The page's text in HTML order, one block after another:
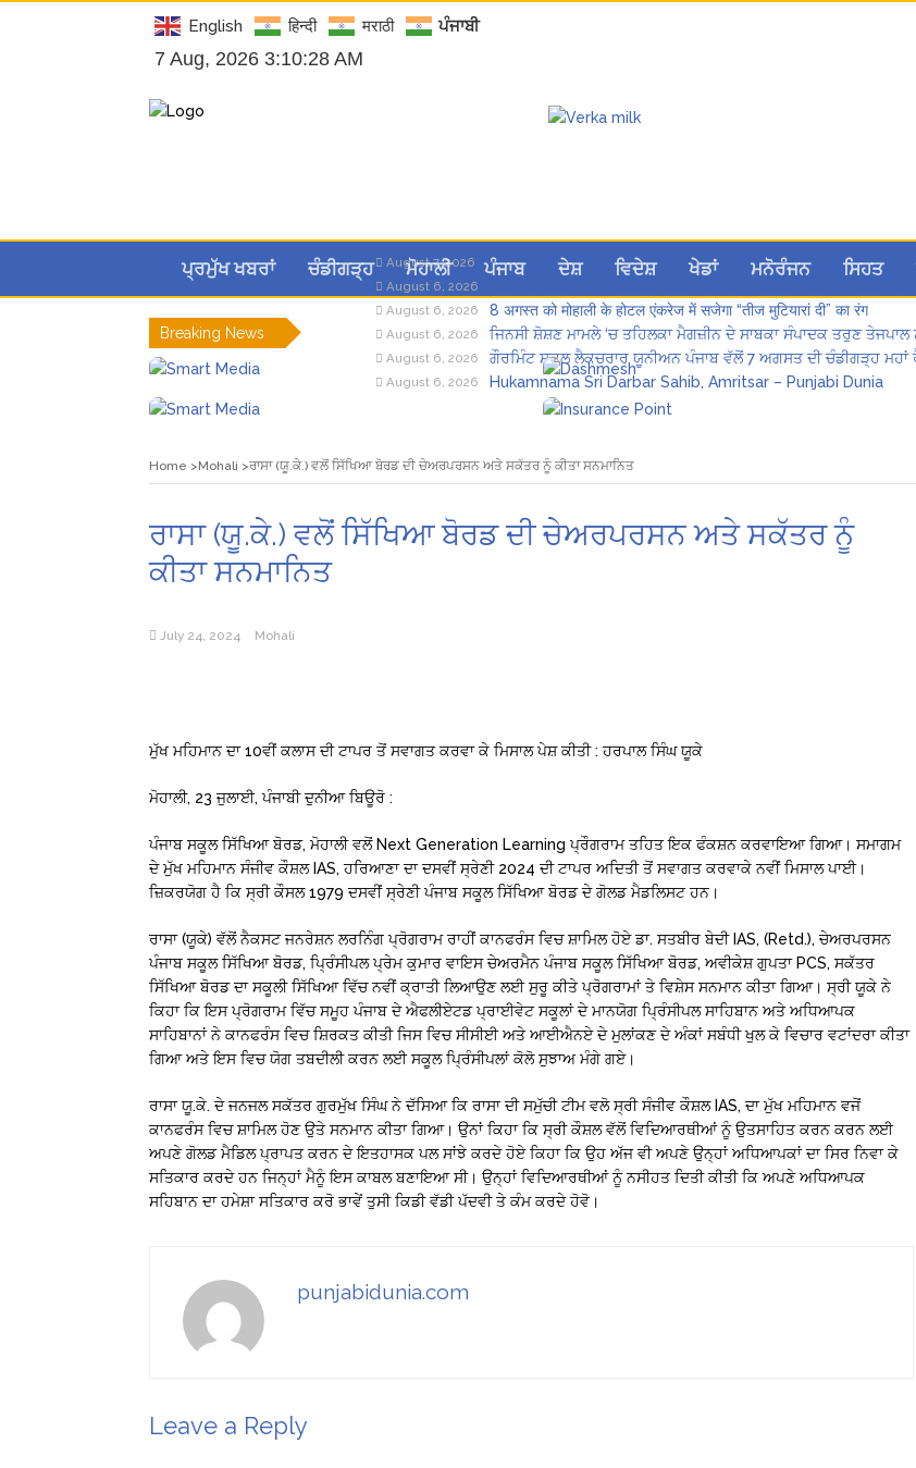
English हिन्दी मराठी ਪੰਜਾਬੀ
7 Aug, 2026 3:10:29 AM
ਪ੍ਰਮੁੱਖ ਖਬਰਾਂ ਚੰਡੀਗੜ੍ਹ ਮੋਹਾਲੀ ਪੰਜਾਬ ਦੇਸ਼ ਵਿਦੇਸ਼ ਖੇਡਾਂ ਮਨੋਰੰਜਨ ਸਿਹਤ
Breaking News
August 7, 2026 Hukamnama Sri Darbar Sahib, Amritsar – Punjabi Dunia
August 6, 2026
August 6, 2026 8 अगस्त को मोहाली के होटल एंकरेज में सजेगा “तीज मुटियारां दी” का रंग
August 6, 2026 ਜਿਨਸੀ ਸ਼ੋਸ਼ਣ ਮਾਮਲੇ ‘ਚ ਤਹਿਲਕਾ ਮੈਗਜ਼ੀਨ ਦੇ ਸਾਬਕਾ ਸੰਪਾਦਕ ਤਰੁਣ ਤੇਜਪਾਲ
August 6, 2026 ਗੌਰਮਿੰਟ ਸਕੂਲ ਲੈਕਚਰਾਰ ਯੂਨੀਅਨ ਪੰਜਾਬ ਵੱਲੋਂ 7 ਅਗਸਤ ਦੀ ਚੰਡੀਗੜ੍ਹ ਮਹਾਂ
August 6, 2026 Hukamnama Sri Darbar Sahib, Amritsar – Punjabi Dunia
Home Mohali ਰਾਸਾ (ਯੂ.ਕੇ.) ਵਲੋਂ ਸਿੱਖਿਆ ਬੋਰਡ ਦੀ ਚੇਅਰਪਰਸਨ ਅਤੇ ਸਕੱਤਰ ਨੂੰ ਕੀਤਾ ਸਨਮਾਨਿਤ
ਰਾਸਾ (ਯੂ.ਕੇ.) ਵਲੋਂ ਸਿੱਖਿਆ ਬੋਰਡ ਦੀ ਚੇਅਰਪਰਸਨ ਅਤੇ ਸਕੱਤਰ ਨੂੰ
ਕੀਤਾ ਸਨਮਾਨਿਤ
July 24, 2024 Mohali
ਮੁੱਖ ਮਹਿਮਾਨ ਦਾ 10ਵੀਂ ਕਲਾਸ ਦੀ ਟਾਪਰ ਤੋਂ ਸਵਾਗਤ ਕਰਵਾ ਕੇ ਮਿਸਾਲ ਪੇਸ਼ ਕੀਤੀ : ਹਰਪਾਲ ਸਿੰਘ ਯੂਕੇ
ਮੋਹਾਲੀ, 23 ਜੁਲਾਈ, ਪੰਜਾਬੀ ਦੁਨੀਆ ਬਿਊਰੋ :
ਪੰਜਾਬ ਸਕੂਲ ਸਿੱਖਿਆ ਬੋਰਡ, ਮੋਹਾਲੀ ਵਲੋਂ Next Generation Learning ਪ੍ਰੌਗਰਾਮ ਤਹਿਤ ਇਕ ਫੰਕਸ਼ਨ ਕਰਵਾਇਆ ਗਿਆ। ਸਮਾਗਮ
ਦੇ ਮੁੱਖ ਮਹਿਮਾਨ ਸੰਜੀਵ ਕੌਸ਼ਲ IAS, ਹਰਿਆਣਾ ਦਾ ਦਸਵੀਂ ਸ੍ਰੇਣੀ 2024 ਦੀ ਟਾਪਰ ਅਦਿਤੀ ਤੋਂ ਸਵਾਗਤ ਕਰਵਾਕੇ ਨਵੀਂ ਮਿਸਾਲ ਪਾਈ।
ਜ਼ਿਕਰਯੋਗ ਹੈ ਕਿ ਸ੍ਰੀ ਕੌਸਲ 1979 ਦਸਵੀਂ ਸ੍ਰੇਣੀ ਪੰਜਾਬ ਸਕੂਲ ਸਿੱਖਿਆ ਬੋਰਡ ਦੇ ਗੋਲਡ ਮੈਡਲਿਸਟ ਹਨ।
ਰਾਸਾ (ਯੂਕੇ) ਵੱਲੋਂ ਨੈਕਸਟ ਜਨਰੇਸ਼ਨ ਲਰਨਿੰਗ ਪ੍ਰੋਗਰਾਮ ਰਾਹੀਂ ਕਾਨਫਰੰਸ ਵਿਚ ਸ਼ਾਮਿਲ ਹੋਏ ਡਾ. ਸਤਬੀਰ ਬੇਦੀ IAS, (Retd.), ਚੇਅਰਪਰਸਨ
ਪੰਜਾਬ ਸਕੂਲ ਸਿੱਖਿਆ ਬੋਰਡ, ਪ੍ਰਿੰਸੀਪਲ ਪ੍ਰੇਮ ਕੁਮਾਰ ਵਾਇਸ ਚੇਅਰਮੈਨ ਪੰਜਾਬ ਸਕੂਲ ਸਿੱਖਿਆ ਬੋਰਡ, ਅਵੀਕੇਸ਼ ਗੁਪਤਾ PCS, ਸਕੱਤਰ
ਸਿੱਖਿਆ ਬੋਰਡ ਦਾ ਸਕੂਲੀ ਸਿੱਖਿਆ ਵਿੱਚ ਨਵੀਂ ਕ੍ਰਾਤੀ ਲਿਆਉਣ ਲਈ ਸੁਰੂ ਕੀਤੇ ਪ੍ਰੋਗਰਾਮਾਂ ਤੇ ਵਿਸ਼ੇਸ ਸਨਮਾਨ ਕੀਤਾ ਗਿਆ। ਸ੍ਰੀ ਯੂਕੇ ਨੇ
ਕਿਹਾ ਕਿ ਇਸ ਪ੍ਰੋਗਰਾਮ ਵਿੱਚ ਸਮੂਹ ਪੰਜਾਬ ਦੇ ਐਫਲੀਏਟਡ ਪ੍ਰਾਈਵੇਟ ਸਕੂਲਾਂ ਦੇ ਮਾਨਯੋਗ ਪ੍ਰਿੰਸੀਪਲ ਸਾਹਿਬਾਨ ਅਤੇ ਅਧਿਆਪਕ
ਸਾਹਿਬਾਨਾਂ ਨੇ ਕਾਨਫਰੰਸ ਵਿਚ ਸ਼ਿਰਕਤ ਕੀਤੀ ਜਿਸ ਵਿਚ ਸੀਸੀਈ ਅਤੇ ਆਈਐਨਏ ਦੇ ਮੁਲਾਂਕਣ ਦੇ ਅੰਕਾਂ ਸਬੰਧੀ ਖੁਲ ਕੇ ਵਿਚਾਰ ਵਟਾਂਦਰਾ ਕੀਤਾ
ਗਿਆ ਅਤੇ ਇਸ ਵਿਚ ਯੋਗ ਤਬਦੀਲੀ ਕਰਨ ਲਈ ਸਕੂਲ ਪ੍ਰਿੰਸੀਪਲਾਂ ਕੋਲੋ ਸੁਝਾਅ ਮੰਗੇ ਗਏ।
ਰਾਸਾ ਯੂ.ਕੇ. ਦੇ ਜਨਜਲ ਸਕੱਤਰ ਗੁਰਮੁੱਖ ਸਿੰਘ ਨੇ ਦੱਸਿਆ ਕਿ ਰਾਸਾ ਦੀ ਸਮੁੱਚੀ ਟੀਮ ਵਲੋ ਸ੍ਰੀ ਸੰਜੀਵ ਕੌਸ਼ਲ IAS, ਦਾ ਮੁੱਖ ਮਹਿਮਾਨ ਵਜੋਂ
ਕਾਨਫਰੰਸ ਵਿਚ ਸ਼ਾਮਿਲ ਹੋਣ ਉਤੇ ਸਨਮਾਨ ਕੀਤਾ ਗਿਆ। ਉਨਾਂ ਕਿਹਾ ਕਿ ਸ੍ਰੀ ਕੌਸ਼ਲ ਵੱਲੋਂ ਵਿਦਿਆਰਥੀਆਂ ਨੂੰ ਉਤਸਾਹਿਤ ਕਰਨ ਕਰਨ ਲਈ
ਅਪਣੇ ਗੋਲਡ ਮੈਡਿਲ ਪ੍ਰਾਪਤ ਕਰਨ ਦੇ ਇਤਹਾਸਕ ਪਲ ਸਾਂਝੇ ਕਰਦੇ ਹੋਏ ਕਿਹਾ ਕਿ ਉਹ ਅੱਜ ਵੀ ਅਪਣੇ ਉਨ੍ਹਾਂ ਅਧਿਆਪਕਾਂ ਦਾ ਸਿਰ ਨਿਵਾ ਕੇ
ਸਤਿਕਾਰ ਕਰਦੇ ਹਨ ਜਿਨ੍ਹਾਂ ਮੈਨੂੰ ਇਸ ਕਾਬਲ ਬਣਾਇਆ ਸੀ। ਉਨ੍ਹਾਂ ਵਿਦਿਆਰਥੀਆਂ ਨੂੰ ਨਸੀਹਤ ਦਿਤੀ ਕੀਤੀ ਕਿ ਅਪਣੇ ਅਧਿਆਪਕ
ਸਹਿਬਾਨ ਦਾ ਹਮੇਸ਼ਾ ਸਤਿਕਾਰ ਕਰੋ ਭਾਵੇਂ ਤੁਸੀ ਕਿਡੀ ਵੱਡੀ ਪੱਦਵੀ ਤੇ ਕੰਮ ਕਰਦੇ ਹੋਵੋ।
punjabidunia.com
Leave a Reply